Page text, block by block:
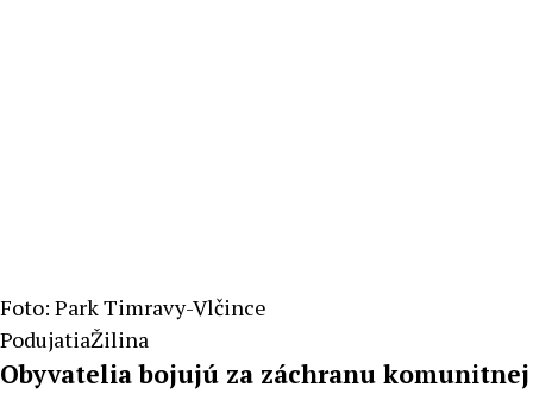
Foto: Park Timravy-Vlčince
PodujatiaŽilina
Obyvatelia bojujú za záchranu komunitnej